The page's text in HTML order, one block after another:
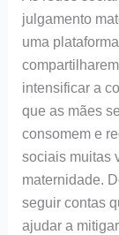
julgamento
uma
intensificar a
que as mães
consomem e
sociais muitas
maternidade.
seguir contas
ajudar a